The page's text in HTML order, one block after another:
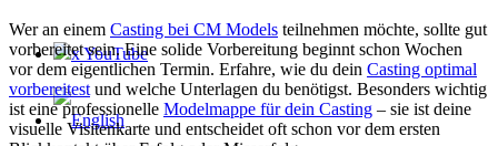
x YouTube
Wer an einem Casting bei CM Models teilnehmen möchte, sollte gut
vorbereitet sein. Eine solide Vorbereitung beginnt schon Wochen
vor dem eigentlichen Termin. Erfahre, wie du dein Casting optimal
vorbereitest und welche Unterlagen du benötigst. Besonders wichtig
ist eine professionelle Modelmappe für dein Casting – sie ist deine
visuelle Visitenkarte und entscheidet oft schon vor dem ersten